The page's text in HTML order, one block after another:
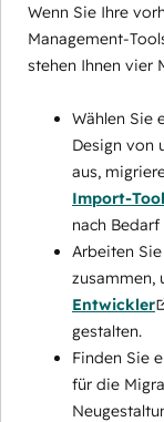
Wenn Sie Ihre
Management-
stehen Ihnen vier
Wählen Sie
Design von
aus,
Import-
nach Bedarf
Arbeiten
zusammen,
Entwickler
gestalten.
Finden Sie
für die